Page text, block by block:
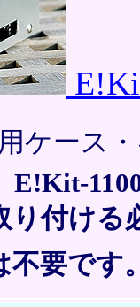
ケース
E!Kit-
付ける
不要です